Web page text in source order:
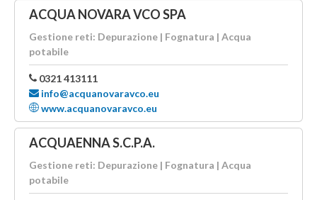
ACQUA NOVARA VCO SPA
Gestione reti: Depurazione | Fognatura | Acqua
potabile
0321 413111
info@acquanovaravco.eu
www.acquanovaravco.eu
ACQUAENNA S.C.P.A.
Gestione reti: Depurazione | Fognatura | Acqua
potabile